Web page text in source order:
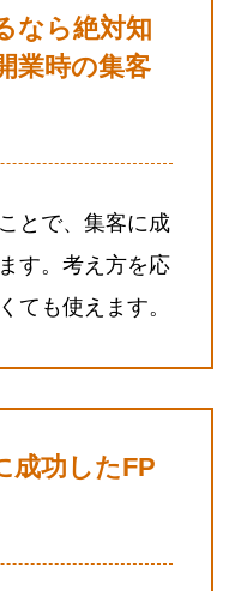
なら絶対知
業時の集客
とで、集客に成
す。考え方を応
ても使えます。
成功したFP